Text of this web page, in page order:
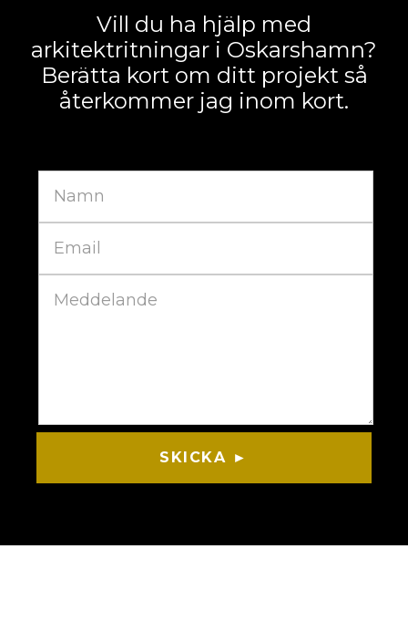
Vill du ha hjälp med
arkitektritningar i Oskarshamn?
Berätta kort om ditt projekt så
återkommer jag inom kort.
SKICKA ►